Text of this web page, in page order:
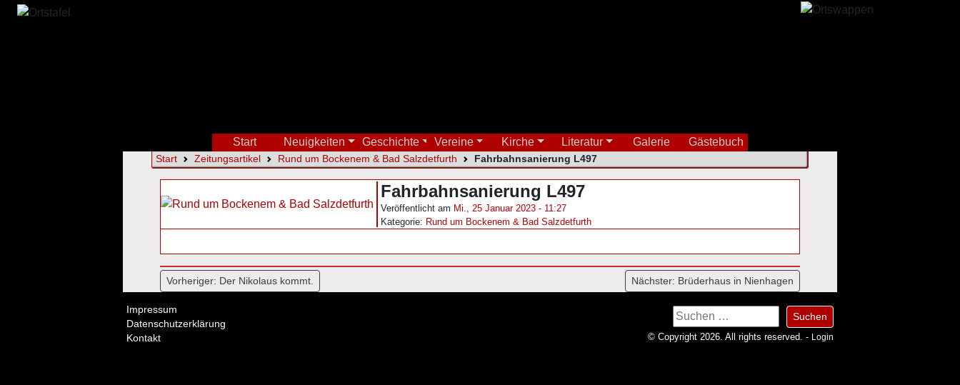
Start Neuigkeiten Geschichte Vereine Kirche Literatur Galerie Gästebuch
Start Zeitungsartikel Rund um Bockenem & Bad Salzdetfurth Fahrbahnsanierung L497
Fahrbahnsanierung L497
Veröffentlicht am Mi., 25 Januar 2023 - 11:27
Kategorie: Rund um Bockenem & Bad Salzdetfurth
Beitragsnavigation
Vorheriger: Der Nikolaus kommt. Nächster: Brüderhaus in Nienhagen
Impressum
Datenschutzerklärung
Kontakt
Suchen
nach:
© Copyright 2026. All rights reserved. - Login